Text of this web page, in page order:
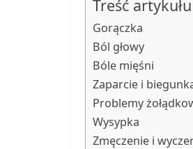
Treść artykułu
Gorączka
Ból głowy
Bóle mięśni
Zaparcie i
Problemy
Wysypka
Zmęczenie i